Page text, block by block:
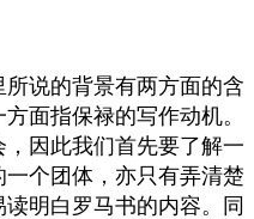
说的背景有两方面的含
面指保禄的写作动机。
因此我们首先要了解一
个团体，亦只有弄清楚
明白罗马书的内容。同